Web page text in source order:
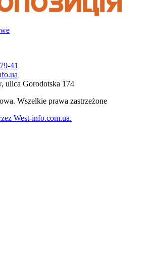
41
ulica Gorodotska 174
Wszelkie prawa zastrzeżone
West-info.com.ua.